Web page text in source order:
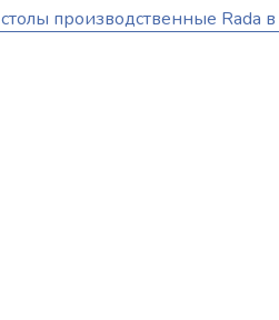
производственные Rada